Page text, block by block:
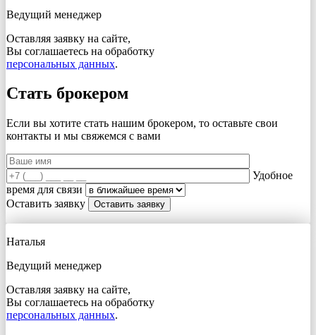
Ведущий менеджер
Оставляя заявку на сайте,
Вы соглашаетесь на обработку
персональных данных.
Стать брокером
Если вы хотите стать нашим брокером, то оставьте свои
контакты и мы свяжемся с вами
Удобное
время для связи
Оставить заявку
Наталья
Ведущий менеджер
Оставляя заявку на сайте,
Вы соглашаетесь на обработку
персональных данных.